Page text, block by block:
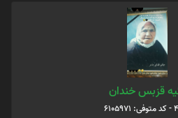
قزبس خندان